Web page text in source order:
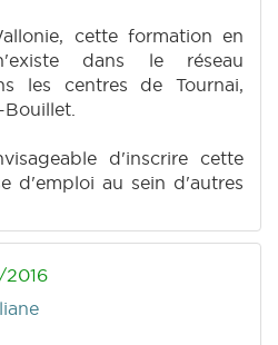
cette formation en
dans le réseau
les centres de Tournai,
d'inscrire cette
d'emploi au sein d'autres
2016